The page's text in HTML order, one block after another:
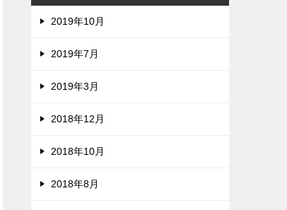
2019年10月
2019年7月
2019年3月
2018年12月
2018年10月
2018年8月